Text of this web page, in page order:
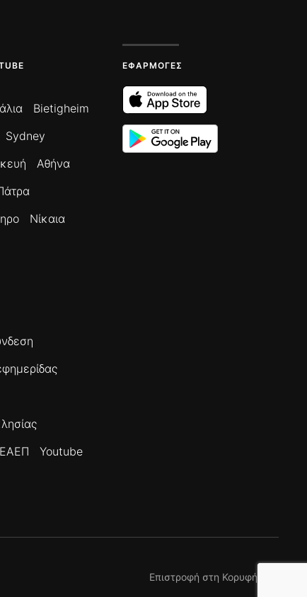
Bietigheim
Sydney
Αθήνα
Νίκαια
ΕΦΑΡΜΟΓΈΣ
Youtube
Επιστροφή στη Κορυφή